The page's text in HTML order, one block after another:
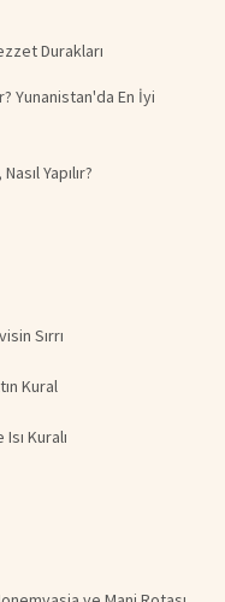
Durakları
Yunanistan'da En İyi
Yapılır?
Sırrı
Kural
Kuralı